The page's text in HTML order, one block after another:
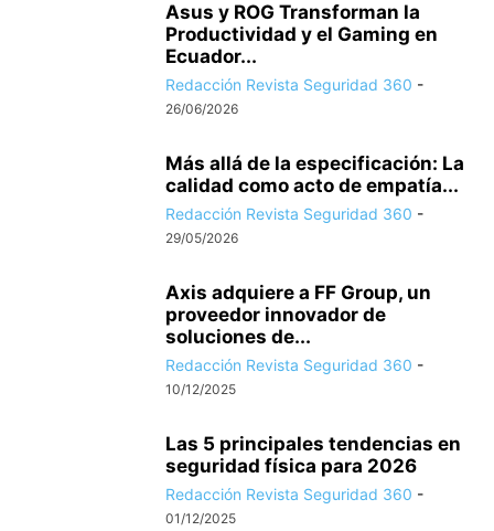
Asus y ROG Transforman la
Productividad y el Gaming en
Ecuador...
Redacción Revista Seguridad 360 -
26/06/2026
Más allá de la especificación: La
calidad como acto de empatía...
Redacción Revista Seguridad 360 -
29/05/2026
Axis adquiere a FF Group, un
proveedor innovador de
soluciones de...
Redacción Revista Seguridad 360 -
10/12/2025
Las 5 principales tendencias en
seguridad física para 2026
Redacción Revista Seguridad 360 -
01/12/2025